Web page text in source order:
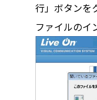
行」ボタンを
ファイルのイ